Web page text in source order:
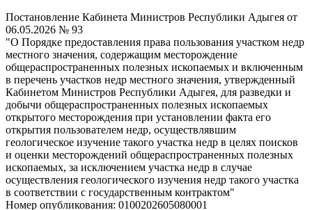
Постановление Кабинета Министров Республики Адыгея от
06.05.2026 № 93
"О Порядке предоставления права пользования участком недр
местного значения, содержащим месторождение
общераспространенных полезных ископаемых и включенным
в перечень участков недр местного значения, утвержденный
Кабинетом Министров Республики Адыгея, для разведки и
добычи общераспространенных полезных ископаемых
открытого месторождения при установлении факта его
открытия пользователем недр, осуществлявшим
геологическое изучение такого участка недр в целях поисков
и оценки месторождений общераспространенных полезных
ископаемых, за исключением участка недр в случае
осуществления геологического изучения недр такого участка
в соответствии с государственным контрактом"
Номер опубликования: 0100202605080001